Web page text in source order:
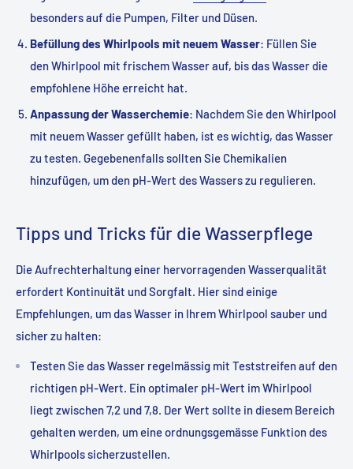
besonders auf die Pumpen, Filter und Düsen.
Befüllung des Whirlpools mit neuem Wasser: Füllen Sie
den Whirlpool mit frischem Wasser auf, bis das Wasser die
empfohlene Höhe erreicht hat.
Anpassung der Wasserchemie: Nachdem Sie den Whirlpool
mit neuem Wasser gefüllt haben, ist es wichtig, das Wasser
zu testen. Gegebenenfalls sollten Sie Chemikalien
hinzufügen, um den pH-Wert des Wassers zu regulieren.
Tipps und Tricks für die Wasserpflege
Die Aufrechterhaltung einer hervorragenden Wasserqualität
erfordert Kontinuität und Sorgfalt. Hier sind einige
Empfehlungen, um das Wasser in Ihrem Whirlpool sauber und
sicher zu halten:
Testen Sie das Wasser regelmässig mit Teststreifen auf den
richtigen pH-Wert. Ein optimaler pH-Wert im Whirlpool
liegt zwischen 7,2 und 7,8. Der Wert sollte in diesem Bereich
gehalten werden, um eine ordnungsgemässe Funktion des
Whirlpools sicherzustellen.